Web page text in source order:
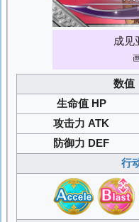
成见
数值
生命值 HP
攻击力 ATK
防御力 DEF
行